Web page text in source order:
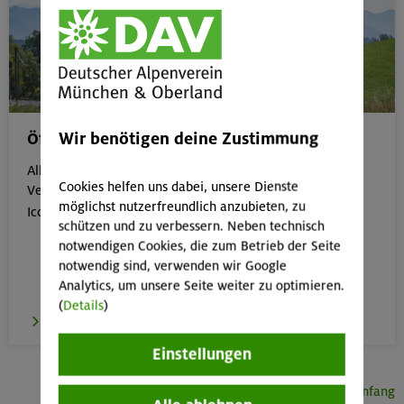
Öffentliche Anreise
Alle Veranstaltungen, die gut mit öffentlichen
Verkehrsmitteln erreichbar sind, erkennst du an dem
Icon:

Seitenanfang
Wir benötigen deine Zustimmung
Cookies helfen uns dabei, unsere Dienste
möglichst nutzerfreundlich anzubieten, zu
schützen und zu verbessern. Neben technisch
notwendigen Cookies, die zum Betrieb der Seite
notwendig sind, verwenden wir Google
Analytics, um unsere Seite weiter zu optimieren.
(Details)
Einstellungen